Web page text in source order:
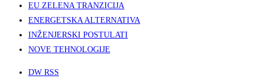
EU ZELENA TRANZICIJA
ENERGETSKA ALTERNATIVA
INŽENJERSKI POSTULATI
NOVE TEHNOLOGIJE
DW RSS